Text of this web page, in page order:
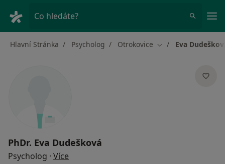
Co hledáte?
Hlavní Stránka Psycholog Otrokovice Změna města
Eva
PhDr. Eva Dudešková
Psycholog · Více